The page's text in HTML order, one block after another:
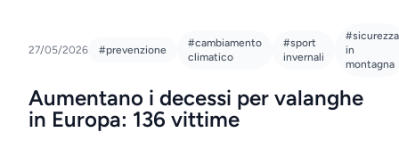
27/05/2026 #prevenzione
#cambiamento
climatico
#sport
invernali
#sicurezza
in
montagna
Aumentano i decessi per valanghe
in Europa: 136 vittime